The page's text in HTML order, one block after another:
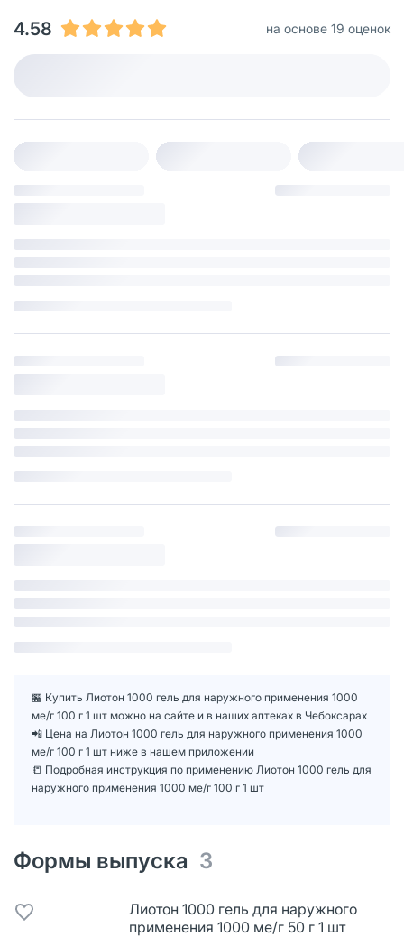
4.58
на основе 19 оценок
🏪 Купить Лиотон 1000 гель для наружного применения 1000
ме/г 100 г 1 шт можно на сайте и в наших аптеках в Чебоксарах
📲 Цена на Лиотон 1000 гель для наружного применения 1000
ме/г 100 г 1 шт ниже в нашем приложении
📒 Подробная инструкция по применению Лиотон 1000 гель для
наружного применения 1000 ме/г 100 г 1 шт
Формы выпуска 3
Лиотон 1000 гель для наружного
применения 1000 ме/г 50 г 1 шт